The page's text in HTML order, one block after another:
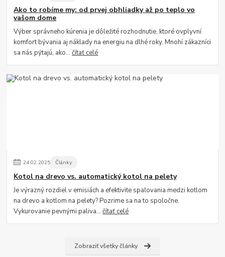
Ako to robíme my: od prvej obhliadky až po teplo vo
vašom dome
Výber správneho kúrenia je dôležité rozhodnutie, ktoré ovplyvní
komfort bývania aj náklady na energiu na dlhé roky. Mnohí zákazníci
sa nás pýtajú, ako...čítať celé
24.02.2025 Články
Kotol na drevo vs. automatický kotol na pelety
Je výrazný rozdiel v emisiách a efektivite spaľovania medzi kotlom
na drevo a kotlom na pelety? Pozrime sa na to spoločne.
Vykurovanie pevnými paliva...čítať celé
Zobraziť všetky články